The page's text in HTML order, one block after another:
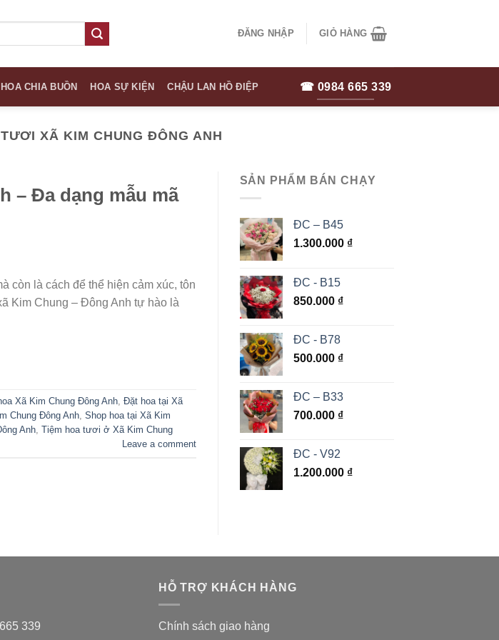
ĐĂNG NHẬP GIỎ HÀNG
HOA CHIA BUỒN HOA SỰ KIỆN CHẬU LAN HỒ ĐIỆP ☎ 0984 665 339
XÃ KIM CHUNG ĐÔNG ANH
– Đa dạng mẫu mã
còn là cách để thể hiện cảm xúc, tôn
Kim Chung – Đông Anh tự hào là
Xã Kim Chung Đông Anh, Đặt hoa tại Xã
Chung Đông Anh, Shop hoa tại Xã Kim
Anh, Tiệm hoa tươi ở Xã Kim Chung
Leave a comment
SẢN PHẨM BÁN CHẠY
ĐC – B45
1.300.000 ₫
ĐC - B15
850.000 ₫
ĐC - B78
500.000 ₫
ĐC – B33
700.000 ₫
ĐC - V92
1.200.000 ₫
339
HỖ TRỢ KHÁCH HÀNG
Chính sách giao hàng